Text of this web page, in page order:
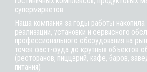
супермаркетов.
Наша компания за годы работы
реализации, установки и сервисного
профессионального оборудования на
точек фаст-фуда до крупных объектов
(ресторанов, пиццерий, кафе, баров,
питания)